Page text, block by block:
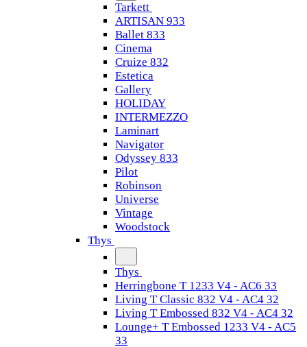
Tarkett
ARTISAN 933
Ballet 833
Cinema
Cruize 832
Estetica
Gallery
HOLIDAY
INTERMEZZO
Laminart
Navigator
Odyssey 833
Pilot
Robinson
Universe
Vintage
Woodstock
Thys
Thys
Herringbone T 1233 V4 - AC6 33
Living T Classic 832 V4 - AC4 32
Living T Embossed 832 V4 - AC4 32
Lounge+ T Embossed 1233 V4 - AC5
33